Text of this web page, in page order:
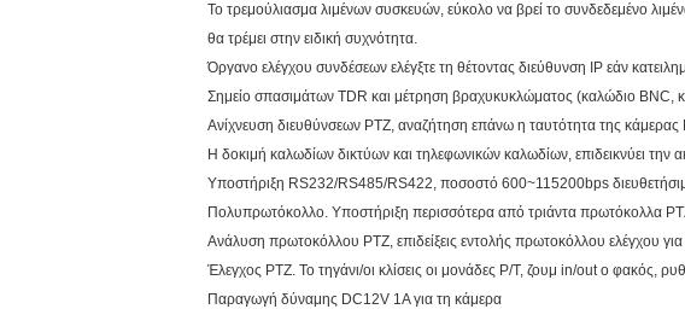
Το τρεμούλιασμα λιμένων συσκευών, εύκολο να βρεί το συνδεδεμένο
θα τρέμει στην ειδική συχνότητα.
Όργανο ελέγχου συνδέσεων ελέγξτε τη θέτοντας διεύθυνση IP εάν
Σημείο σπασιμάτων TDR και μέτρηση βραχυκυκλώματος (καλώδιο BNC,
Ανίχνευση διευθύνσεων PTZ, αναζήτηση επάνω η ταυτότητα της κάμερας
Η δοκιμή καλωδίων δικτύων και τηλεφωνικών καλωδίων, επιδεικνύει
Υποστήριξη RS232/RS485/RS422, ποσοστό 600~115200bps
Πολυπρωτόκολλο. Υποστήριξη περισσότερα από τριάντα πρωτόκολλα
Ανάλυση πρωτοκόλλου PTZ, επιδείξεις εντολής πρωτοκόλλου ελέγχου
Έλεγχος PTZ. Το τηγάνι/οι κλίσεις οι μονάδες P/T, ζουμ in/out ο φακός,
Παραγωγή δύναμης DC12V 1A για τη κάμερα